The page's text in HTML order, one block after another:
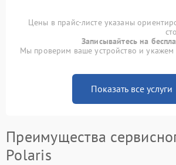
Цены в прайс-листе указаны
Записывайтесь на
Мы проверим ваше устройство и укажем
Показать все услуги
Преимущества
Polaris